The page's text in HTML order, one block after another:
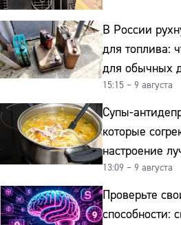
В России
для топлива:
для обычных
и
15:15 – 9 августа
Супы-
которые
настроение
13:09 – 9 августа
Проверьте
способности: